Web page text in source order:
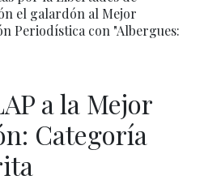
el galardón al Mejor
Periodística con "Albergues:
a la Mejor
Categoría